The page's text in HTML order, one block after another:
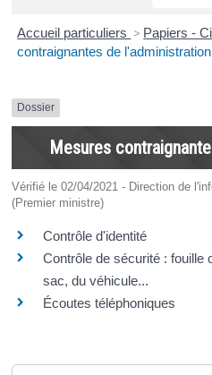
Accueil particuliers > Papiers -
contraignantes de l'administration
Dossier
Mesures
Vérifié le 02/04/2021 - Direction de
(Premier ministre)
Contrôle d'identité
Contrôle de sécurité : fouille
sac, du véhicule...
Écoutes téléphoniques